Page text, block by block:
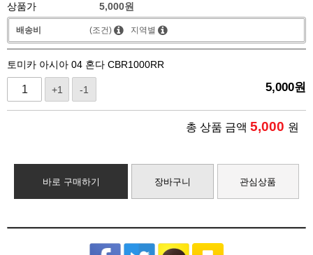
상품가
5,000원
배송비 (조건) 지역별
토미카 아시아 04 혼다 CBR1000RR
+1 -1 5,000원
총 상품 금액 5,000 원
바로 구매하기 장바구니 관심상품